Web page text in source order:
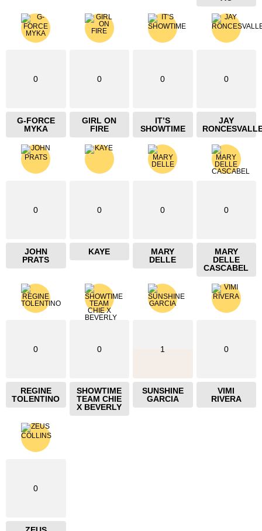
0
G-FORCE
MYKA
0
GIRL ON
FIRE
0
IT’S
SHOWTIME
0
JAY
0
JOHN
PRATS
0
KAYE
0
MARY
DELLE
0
MARY
DELLE
CASCABEL
0
REGINE
TOLENTINO
0
SHOWTIME
TEAM CHIE
X BEVERLY
1
SUNSHINE
GARCIA
0
VIMI
RIVERA
0